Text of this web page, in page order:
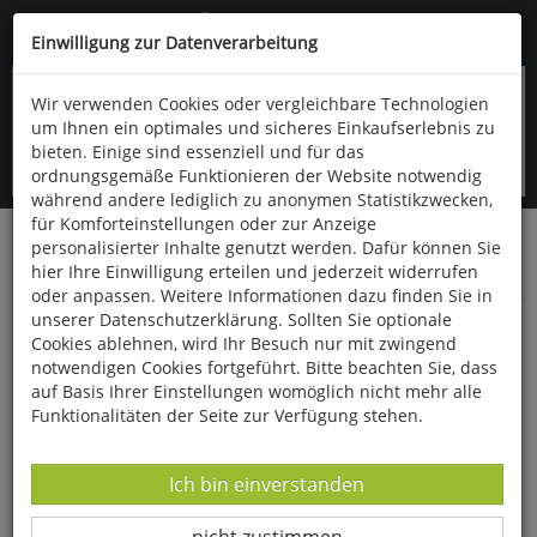
Kompletten Head der Seite überspringen
oder (06766) 9323-960
Startseite Bücher
Limpert Verlag
Kindergarten, Schule- und Vereinssport
Spiele
Kleine Ballspielschule
Einwilligung zur Datenverarbeitung
Wir verwenden Cookies oder vergleichbare Technologien
um Ihnen ein optimales und sicheres Einkaufserlebnis zu
bieten. Einige sind essenziell und für das
ordnungsgemäße Funktionieren der Website notwendig
während andere lediglich zu anonymen Statistikzwecken,
für Komforteinstellungen oder zur Anzeige
personalisierter Inhalte genutzt werden. Dafür können Sie
hier Ihre Einwilligung erteilen und jederzeit widerrufen
oder anpassen. Weitere Informationen dazu finden Sie in
unserer Datenschutzerklärung. Sollten Sie optionale
Cookies ablehnen, wird Ihr Besuch nur mit zwingend
notwendigen Cookies fortgeführt. Bitte beachten Sie, dass
auf Basis Ihrer Einstellungen womöglich nicht mehr alle
Funktionalitäten der Seite zur Verfügung stehen.
Datenverarbeitung -
Ich bin einverstanden